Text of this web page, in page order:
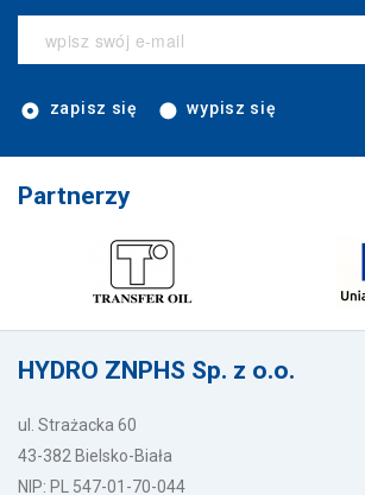
zapisz się wypisz się
Partnerzy
HYDRO ZNPHS Sp. z o.o.
ul. Strażacka 60
43-382 Bielsko-Biała
NIP: PL 547-01-70-044